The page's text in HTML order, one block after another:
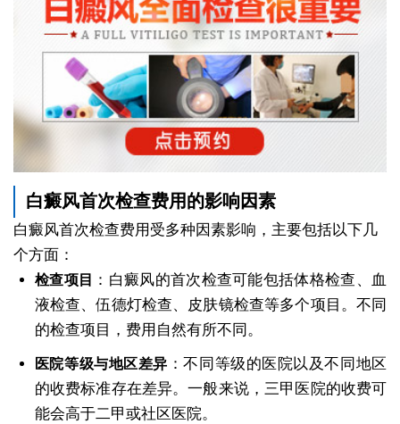
白癜风首次检查费用的影响因素
白癜风首次检查费用受多种因素影响，主要包括以下几
个方面：
检查项目
：白癜风的首次检查可能包括体格检查、血
液检查、伍德灯检查、皮肤镜检查等多个项目。不同
的检查项目，费用自然有所不同。
医院等级与地区差异 ：不同等级的医院以及不同地区
的收费标准存在差异。一般来说，三甲医院的收费可
能会高于二甲或社区医院。